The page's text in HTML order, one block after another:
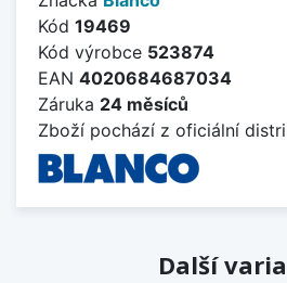
Kód 19469
Kód výrobce 523874
EAN 4020684687034
Záruka 24 měsíců
Zboží pochází z oficiální
Další